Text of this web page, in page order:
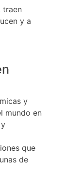
traen
y a
y
mundo en
que
de